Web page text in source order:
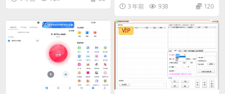
码，QQ号，微信号)
实用的微信一键添加好友助手。微
信怎么一键添加好友...
3 年前 938 120
VIP